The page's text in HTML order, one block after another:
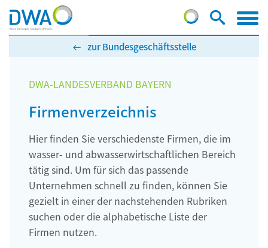
zur Bundesgeschäftsstelle
DWA-LANDESVERBAND BAYERN
Firmenverzeichnis
Hier finden Sie verschiedenste Firmen, die im
wasser- und abwasserwirtschaftlichen Bereich
tätig sind. Um für sich das passende
Unternehmen schnell zu finden, können Sie
gezielt in einer der nachstehenden Rubriken
suchen oder die alphabetische Liste der
Firmen nutzen.